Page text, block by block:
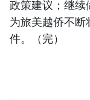
政策建议；继续
为旅美越侨不
件。（完）